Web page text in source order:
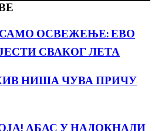
ОСВЕЖЕЊЕ: ЕВО
СВАКОГ ЛЕТА
НИША ЧУВА ПРИЧУ